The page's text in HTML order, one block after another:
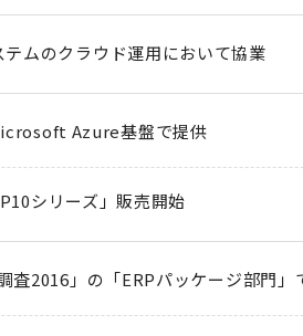
ムのクラウド運用において協業
Azure基盤で提供
シリーズ」販売開始
査2016」の「ERPパッケージ部門」